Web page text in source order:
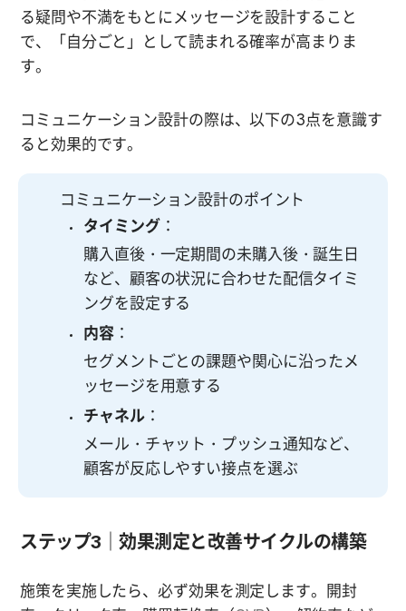
る疑問や不満をもとにメッセージを設計すること
で、「自分ごと」として読まれる確率が高まりま
す。
コミュニケーション設計の際は、以下の3点を意識す
ると効果的です。
コミュニケーション設計のポイント
タイミング：
購入直後・一定期間の未購入後・誕生日
など、顧客の状況に合わせた配信タイミ
ングを設定する
内容：
セグメントごとの課題や関心に沿ったメ
ッセージを用意する
チャネル：
メール・チャット・プッシュ通知など、
顧客が反応しやすい接点を選ぶ
ステップ3｜効果測定と改善サイクルの構築
施策を実施したら、必ず効果を測定します。開封